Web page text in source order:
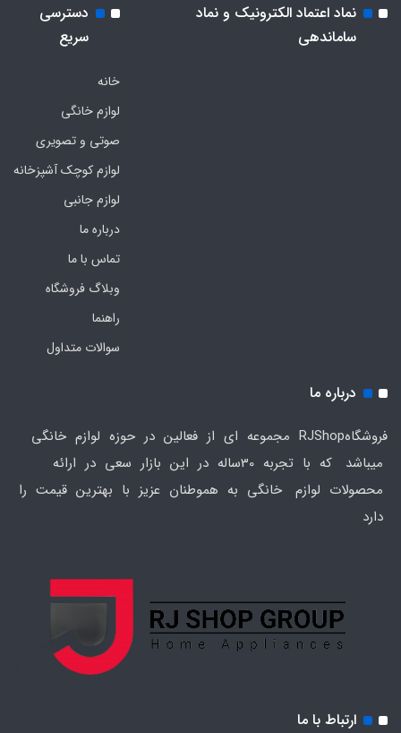
نماد اعتماد الکترونیک و نماد
ساماندهی
دسترسی
سریع
خانه
لوازم خانگی
صوتی و تصویری
لوازم کوچک آشپزخانه
لوازم جانبی
درباره ما
تماس با ما
وبلاگ فروشگاه
راهنما
سوالات متداول
درباره ما
فروشگاهRJShop مجموعه ای از فعالین در حوزه لوازم خانگی
میباشد که با تجربه 30ساله در این بازار سعی در ارائه
محصولات لوازم خانگی به هموطنان عزیز با بهترین قیمت را
دارد
ارتباط با ما